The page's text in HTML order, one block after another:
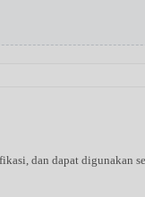
dan dapat digunakan